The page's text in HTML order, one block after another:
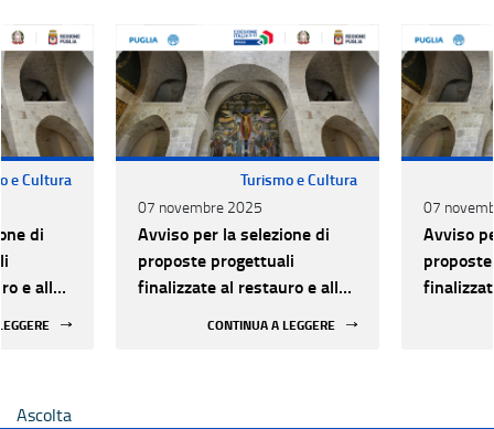
e Cultura
di
e alla
Turismo e Cultura
07 novembre 2025
Avviso per la selezione di
proposte progettuali
finalizzate al restauro e alla
CONTINUA A LEGGERE
07
Avviso
Ascolta